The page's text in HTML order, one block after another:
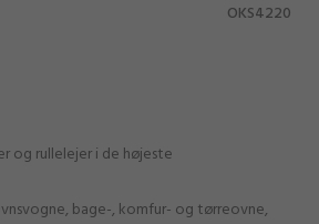
OKS4220
og rullelejer i de højeste
bage-, komfur- og tørreovne,